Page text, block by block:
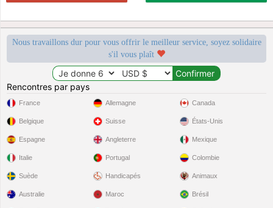
Nous travaillons dur pour vous offrir le meilleur service, soyez solidaire
s'il vous plaît
Rencontres par pays
France
Belgique
Espagne
Italie
Suède
Allemagne
Suisse
Angleterre
Portugal
Handicapés
Canada
États-Unis
Mexique
Colombie
Animaux
Australie Maroc Brésil